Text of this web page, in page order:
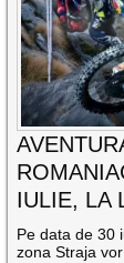
IULIE, LA
Pe data de 30
zona Straja